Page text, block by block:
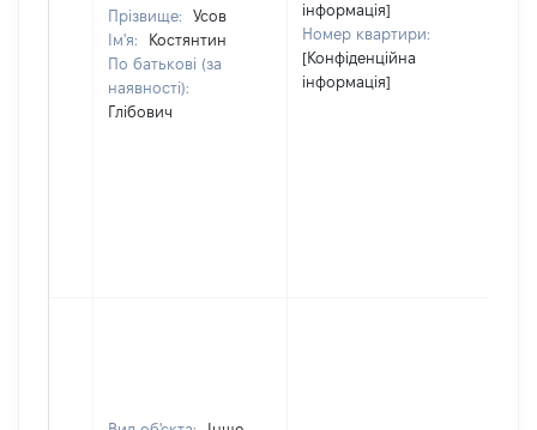
Прізвище:
Усов
Ім'я:
Костянтин
По батькові (за
наявності):
Глібович
інформація]
Номер квартири:
[Конфіденційна
інформація]